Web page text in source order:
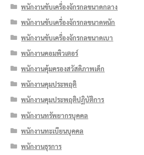
พนักงานขับเครื่องจักรกลขนาดกลาง
พนักงานขับเครื่องจักรกลขนาดหนัก
พนักงานขับเครื่องจักรกลขนาดเบา
พนักงานคอมพิวเตอร์
พนักงานคุ้มครองสวัสดิภาพเด็ก
พนักงานคุมประพฤติ
พนักงานคุมประพฤติปฏิบัติการ
พนักงานทรัพยากรบุคคล
พนักงานทะเบียนบุคคล
พนักงานธุรการ